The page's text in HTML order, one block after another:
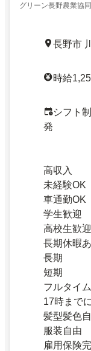
グリーン長野農業協
長野市
時給
シフト
発
高収入
未経験OK
車通勤OK
学生歓迎
高校生歓迎
長期休暇
長期
短期
フルタイム
17時まで
髪型髪色
服装自由
雇用保険